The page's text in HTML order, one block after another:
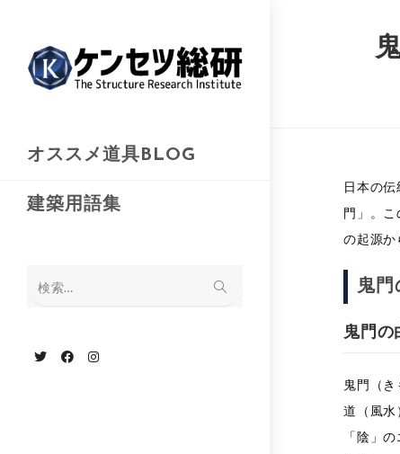
オススメ道具BLOG
建築用語集
検索…
日本の
門」。
の起源か
鬼門
鬼門の
鬼門（
道（風水
「陰」